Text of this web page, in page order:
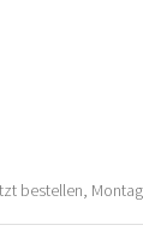
bestellen,